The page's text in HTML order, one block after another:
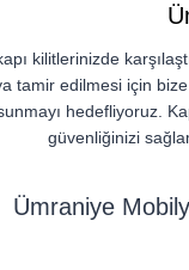
kilitlerinizde
tamir edilmesi için
hedefliyoruz.
güvenliğinizi
Ümraniye